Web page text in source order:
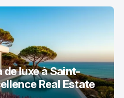
luxe à Saint-
Real Estate